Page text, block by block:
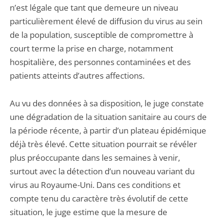
n’est légale que tant que demeure un niveau
particulièrement élevé de diffusion du virus au sein
de la population, susceptible de compromettre à
court terme la prise en charge, notamment
hospitalière, des personnes contaminées et des
patients atteints d’autres affections.
Au vu des données à sa disposition, le juge constate
une dégradation de la situation sanitaire au cours de
la période récente, à partir d’un plateau épidémique
déjà très élevé. Cette situation pourrait se révéler
plus préoccupante dans les semaines à venir,
surtout avec la détection d’un nouveau variant du
virus au Royaume-Uni. Dans ces conditions et
compte tenu du caractère très évolutif de cette
situation, le juge estime que la mesure de